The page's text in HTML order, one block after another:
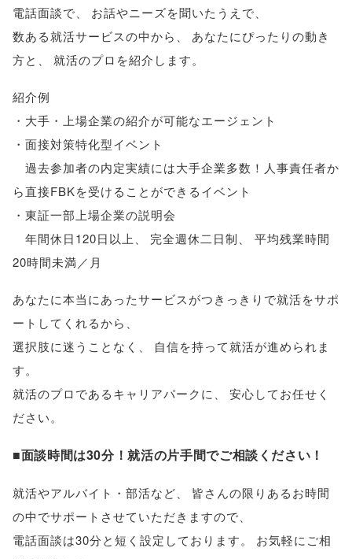
電話面談で お話やニーズを聞いたうえで
数ある就活サービスの中から
あなたにぴったりの動き
方と
就活のプロを紹介します。
紹介例
・大手・上場企業の紹介が可能なエージェント
・面接対策特化型イベント
過去参加者の内定実績には大手企業多数！人事責任者か
ら直接FBKを受けることができるイベント
・東証一部上場企業の説明会
年間休日120日以上
完全週休二日制
平均残業時間
20時間未満／月
あなたに本当にあったサービスがつきっきりで就活をサポ
ートしてくれるから
選択肢に迷うことなく
自信を持って就活が進められま
す。
就活のプロであるキャリアパークに
安心してお任せく
ださい。
■面談時間は30分！就活の片手間でご相談ください！
就活やアルバイト・部活など
皆さんの限りあるお時間
の中でサポートさせていただきますので
電話面談は30分と短く設定しております。
お気軽にご相